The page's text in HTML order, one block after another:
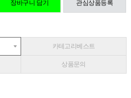
장바구니 담기 관심상품등록
카테고리베스트
상품문의